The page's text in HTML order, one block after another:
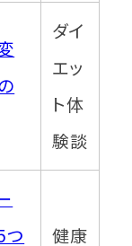
ダイ
エッ
ト体
験談
つ
健康